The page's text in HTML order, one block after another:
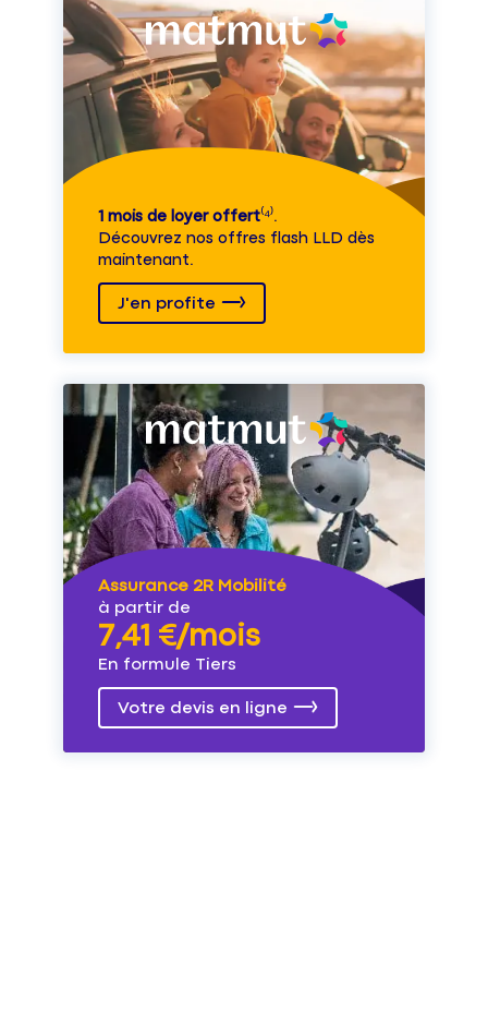
1 mois de loyer offert⁽⁴⁾.
Découvrez nos offres flash LLD dès
maintenant.
J'en profite
Assurance 2R Mobilité
à partir de
7,41 €/mois
En formule Tiers
Votre devis en ligne